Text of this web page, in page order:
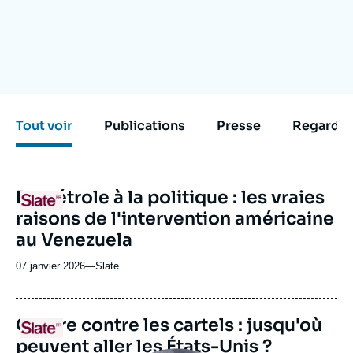
Tout voir Publications Presse
Logo
URL
de
Spotify
Du pétrole à la politique : les vraies
raisons de l'intervention américaine
au Venezuela
07 janvier 2026—Nom
journal,
ou
émission
Slate
Logo
URL
de
Spotify
Guerre contre les cartels : jusqu'où
peuvent aller les États-Unis ?